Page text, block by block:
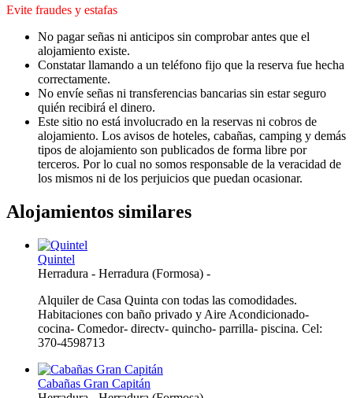
Evite fraudes y estafas
No pagar señas ni anticipos sin comprobar antes que el
alojamiento existe.
Constatar llamando a un teléfono fijo que la reserva fue hecha
correctamente.
No envíe señas ni transferencias bancarias sin estar seguro
quién recibirá el dinero.
Este sitio no está involucrado en la reservas ni cobros de
alojamiento. Los avisos de hoteles, cabañas, camping y demás
tipos de alojamiento son publicados de forma libre por
terceros. Por lo cual no somos responsable de la veracidad de
los mismos ni de los perjuicios que puedan ocasionar.
Alojamientos similares
Quintel
Herradura - Herradura (Formosa) -
Alquiler de Casa Quinta con todas las comodidades.
Habitaciones con baño privado y Aire Acondicionado-
cocina- Comedor- directv- quincho- parrilla- piscina. Cel:
370-4598713
Cabañas Gran Capitán